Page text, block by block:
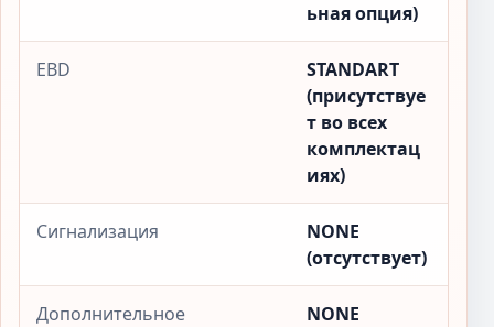
ьная опция)
EBD
STANDART
(присутствуе
т во всех
комплектац
иях)
Сигнализация
NONE
(отсутствует)
Дополнительное
NONE